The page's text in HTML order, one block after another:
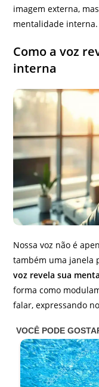
imagem externa,
mentalidade interna.
Como a voz
interna
Nossa voz não é
também uma janela
voz revela sua
forma como
falar, expressando